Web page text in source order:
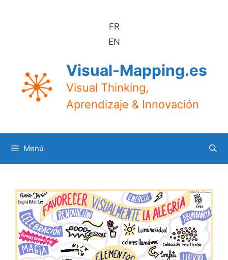
FR
EN
Visual-Mapping.es
Visual Thinking,
Aprendizaje & Innovación
Menú